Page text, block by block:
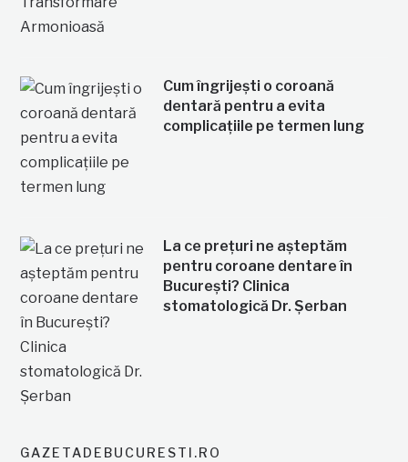
Cum îngrijești o coroană
dentară pentru a evita
complicațiile pe termen lung
La ce prețuri ne așteptăm
pentru coroane dentare în
București? Clinica
stomatologică Dr. Șerban
GAZETADEBUCURESTI.RO